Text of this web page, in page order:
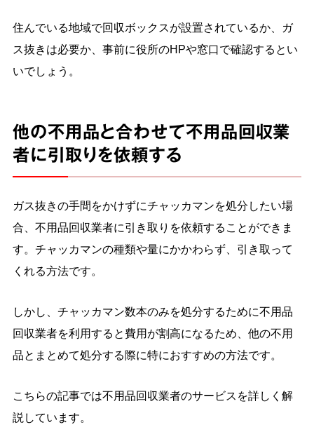
住んでいる地域で回収ボックスが設置されているか、ガ
ス抜きは必要か、事前に役所のHPや窓口で確認するとい
いでしょう。
他の不用品と合わせて不用品回収業
者に引取りを依頼する
ガス抜きの手間をかけずにチャッカマンを処分したい場
合、不用品回収業者に引き取りを依頼することができま
す。チャッカマンの種類や量にかかわらず、引き取って
くれる方法です。
しかし、チャッカマン数本のみを処分するために不用品
回収業者を利用すると費用が割高になるため、他の不用
品とまとめて処分する際に特におすすめの方法です。
こちらの記事では不用品回収業者のサービスを詳しく解
説しています。